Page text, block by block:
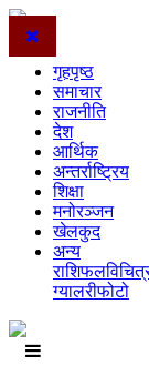
गृहपृष्ठ
समाचार
राजनीति
देश
आर्थिक
अन्तर्राष्ट्रिय
शिक्षा
मनोरञ्जन
खेलकुद
अन्य
राशिफल
ग्यालरीफोटो